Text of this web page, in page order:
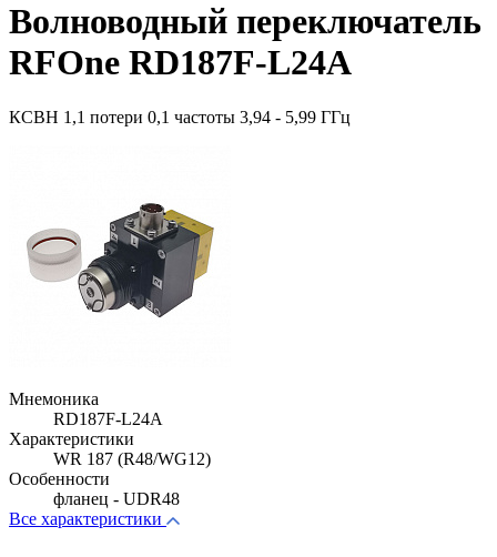
Волноводный переключатель
RFOne RD187F-L24A
КСВН 1,1 потери 0,1 частоты 3,94 - 5,99 ГГц
Мнемоника
RD187F-L24A
Характеристики
WR 187 (R48/WG12)
Особенности
фланец - UDR48
Все характеристики